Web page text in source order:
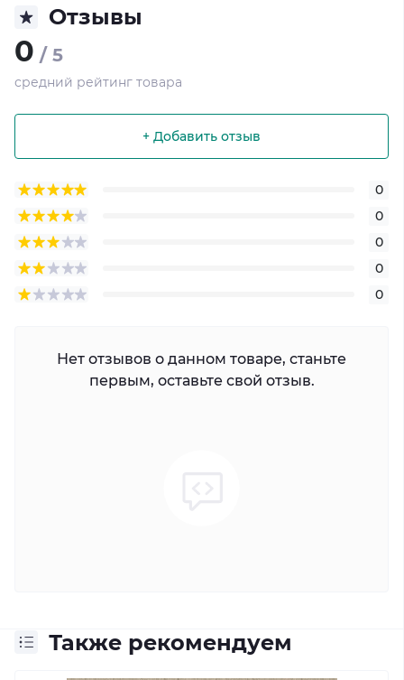
Отзывы
0 / 5
средний рейтинг товара
+ Добавить отзыв
0
0
0
0
0
Нет отзывов о данном товаре, станьте
первым, оставьте свой отзыв.
Также рекомендуем